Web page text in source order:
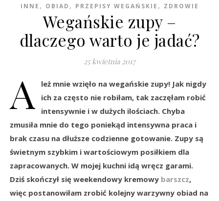
INNE , OBIAD , PRZEPISY WEGAŃSKIE , ZDROWIE
Wegańskie zupy –
dlaczego warto je jadać?
25 kwietnia 2017
A
leż mnie wzięło na wegańskie zupy! Jak nigdy
ich za często nie robiłam, tak zaczęłam robić
intensywnie i w dużych ilościach. Chyba
zmusiła mnie do tego poniekąd intensywna praca i
brak czasu na dłuższe codzienne gotowanie. Zupy są
świetnym szybkim i wartościowym posiłkiem dla
zapracowanych. W mojej kuchni idą wręcz garami.
Dziś skończył się weekendowy kremowy barszcz,
więc postanowiłam zrobić kolejny warzywny obiad na